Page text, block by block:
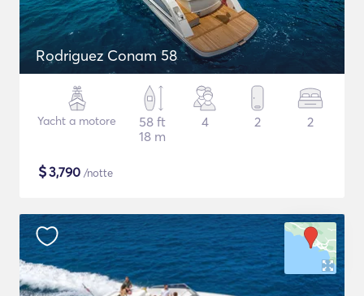
Rodriguez Conam 58
Yacht a motore
58 ft
18 m
4 2 2
$3,790 /notte